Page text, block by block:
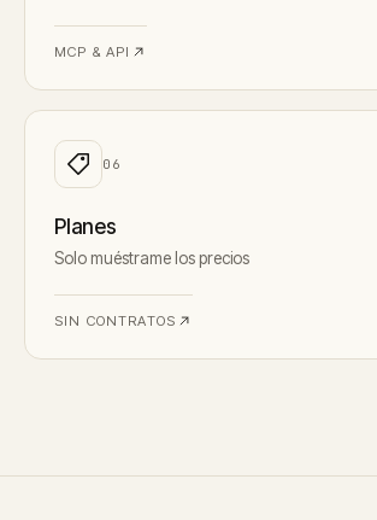
MCP & API
0 6
Planes
Solo muéstrame los precios
SIN CONTRATOS